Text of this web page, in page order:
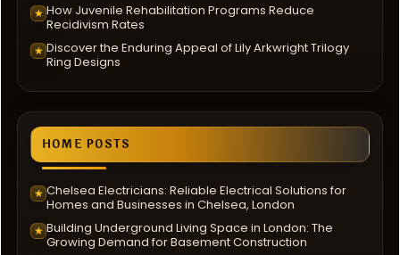
★ How Juvenile Rehabilitation Programs Reduce
Recidivism Rates
★ Discover the Enduring Appeal of Lily Arkwright Trilogy
Ring Designs
HOME POSTS
★ Chelsea Electricians: Reliable Electrical Solutions for
Homes and Businesses in Chelsea, London
★ Building Underground Living Space in London: The
Growing Demand for Basement Construction